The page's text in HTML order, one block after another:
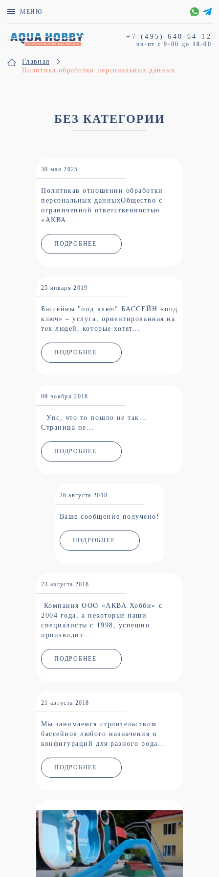
МЕНЮ
+7 (495)648-64-12
пн-пт с9-00 до 18-00
Главная
Политика обработки персональных данных
БЕЗ КАТЕГОРИИ
30 мая 2025
Политикав отношении обработки
персональных данныхОбщество с
ограниченной ответственностью
«АКВА...
ПОДРОБНЕЕ
25 января 2019
Бассейны "под ключ" БАССЕЙН «под
ключ» – услуга, ориентированная на
тех людей, которые хотят...
ПОДРОБНЕЕ
09 ноября 2018
Упс, что то пошло не так...
Страница не...
ПОДРОБНЕЕ
26 августа 2018
Ваше сообщение получено!
ПОДРОБНЕЕ
23 августа 2018
Компания ООО «АКВА Хобби» с
2004 года, а некоторые наши
специалисты с 1998, успешно
производит...
ПОДРОБНЕЕ
21 августа 2018
Мы занимаемся строительством
бассейнов любого назначения и
конфигураций для разного рода...
ПОДРОБНЕЕ